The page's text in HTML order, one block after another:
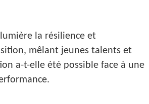
la résilience et
mêlant jeunes talents et
a-t-elle été possible face à une